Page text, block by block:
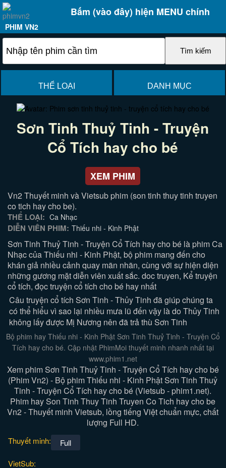
Bấm (vào đây) hiện MENU chính
PHIM VN2
THỂ LOẠI DANH MỤC
Sơn Tinh Thuỷ Tinh - Truyện
Cổ Tích hay cho bé
XEM PHIM
Vn2 Thuyết minh và Vietsub phim (son tinh thuy tinh truyen
co tich hay cho be).
THỂ LOẠI: Ca Nhạc
DIỄN VIÊN PHIM: Thiếu nhi - Kinh Phật
Sơn Tinh Thuỷ Tinh - Truyện Cổ Tích hay cho bé là phim Ca
Nhạc của Thiếu nhi - Kinh Phật, bộ phim mang đến cho
khán giả nhiều cảnh quay mãn nhãn, cùng với sự hiện diện
những gương mặt diễn viên xuất sắc. doc truyen, Kể truyện
cổ tích, đọc truyện cổ tích cho bé hay nhất
Câu truyện cổ tích Sơn Tinh - Thủy Tinh đã giúp chúng ta
có thể hiểu vì sao lại nhiều mưa lũ đến vậy là do Thủy Tinh
không lấy được Mị Nương nên đã trả thù Sơn Tinh
Bộ phim hay Thiếu nhi - Kinh Phật Sơn Tinh Thuỷ Tinh - Truyện Cổ
Tích hay cho bé. Cập nhật PhimMoi thuyết minh nhanh nhất tại
www.phim1.net
Xem phim Sơn Tinh Thuỷ Tinh - Truyện Cổ Tích hay cho bé
(Phim Vn2) - Bộ phim Thiếu nhi - Kinh Phật Sơn Tinh Thuỷ
Tinh - Truyện Cổ Tích hay cho bé (Vietsub - phim1.net).
Phim hay Son Tinh Thuy Tinh Truyen Co Tich hay cho be
Vn2 - Thuyết minh Vietsub, lồng tiếng Việt chuẩn mực, chất
lượng Full HD.
Thuyết minh:
Full
VietSub: